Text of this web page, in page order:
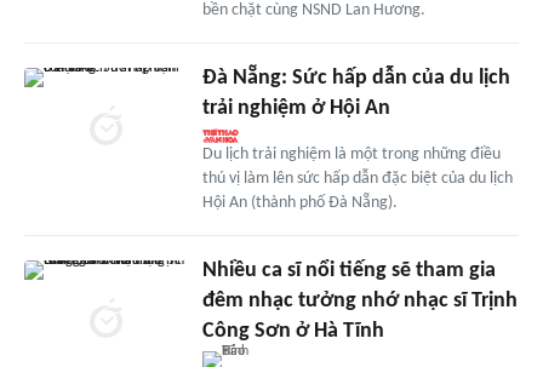
bền chặt cùng NSND Lan Hương.
Đà Nẵng: Sức hấp dẫn của du lịch
trải nghiệm ở Hội An
Du lịch trải nghiệm là một trong những điều
thú vị làm lên sức hấp dẫn đặc biệt của du lịch
Hội An (thành phố Đà Nẵng).
Nhiều ca sĩ nổi tiếng sẽ tham gia
đêm nhạc tưởng nhớ nhạc sĩ Trịnh
Công Sơn ở Hà Tĩnh